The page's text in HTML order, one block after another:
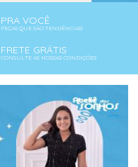
PRA VOCÊ
PEÇAS QUE SÃO TENDÊNCIAS!
FRETE GRÁTIS
CONSULTE AS NOSSAS CONDIÇÕES